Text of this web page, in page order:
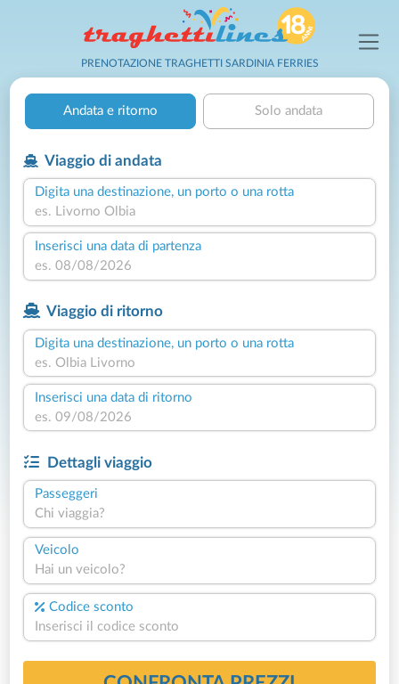
PRENOTAZIONE TRAGHETTI SARDINIA FERRIES
Andata e ritorno Solo andata
Viaggio di andata
Digita una destinazione, un porto o una rotta
Inserisci una data di partenza
Viaggio di ritorno
Digita una destinazione, un porto o una rotta
Inserisci una data di ritorno
Dettagli viaggio
Passeggeri
Chi viaggia?
Veicolo
Hai un veicolo?
Codice sconto